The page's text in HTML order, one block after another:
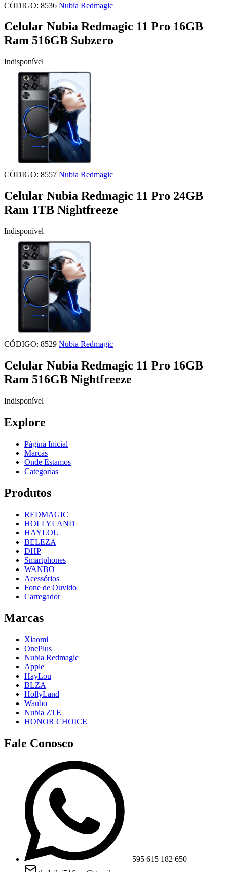
CÓDIGO: 8536 Nubia Redmagic
Celular Nubia Redmagic 11 Pro 16GB
Ram 516GB Subzero
Indisponível
CÓDIGO: 8557 Nubia Redmagic
Celular Nubia Redmagic 11 Pro 24GB
Ram 1TB Nightfreeze
Indisponível
CÓDIGO: 8529 Nubia Redmagic
Celular Nubia Redmagic 11 Pro 16GB
Ram 516GB Nightfreeze
Indisponível
Explore
Página Inicial
Marcas
Onde Estamos
Categorias
Produtos
REDMAGIC
HOLLYLAND
HAYLOU
BELEZA
DHP
Smartphones
WANBO
Acessórios
Fone de Ouvido
Carregador
Marcas
Xiaomi
OnePlus
Nubia Redmagic
Apple
HayLou
BLZA
HollyLand
Wanbo
Nubia ZTE
HONOR CHOICE
Fale Conosco
+595 615 182 650